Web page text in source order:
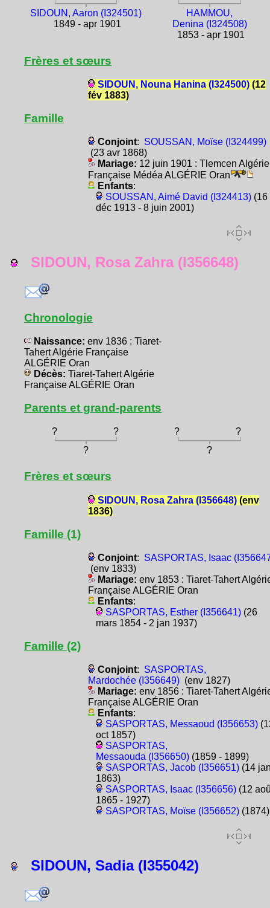
SIDOUN, Aaron (I324501)
1849 - apr 1901
HAMMOU,
Denina (I324508)
1853 - apr 1901
Frères et sœurs
SIDOUN, Nouna Hanina (I324500)(12
fév 1883)
Famille
Conjoint: SOUSSAN, Moïse (I324499)
(23 avr 1868)
Mariage: 12 juin 1901 : Tlemcen Algérie
Française Médéa ALGÉRIE Oran
Enfants:
SOUSSAN, Aimé David (I324413)(16
déc 1913 - 8 juin 2001)
SIDOUN, Rosa Zahra (I356648)
Chronologie
Naissance: env 1836 : Tiaret-
Tahert Algérie Française
ALGÉRIE Oran
Décès: Tiaret-Tahert Algérie
Française ALGÉRIE Oran
Parents et grand-parents
? ? ?
?
?
?
Frères et sœurs
SIDOUN, Rosa Zahra (I356648)(env
1836)
Famille (1)
Conjoint: SASPORTAS, Isaac
(env 1833)
Mariage: env 1853 : Tiaret-Tahert
Française ALGÉRIE Oran
Enfants:
SASPORTAS, Esther (I356641)(26
mars 1854 - 2 jan 1937)
Famille (2)
Conjoint: SASPORTAS,
Mardochée (I356649)(env 1827)
Mariage: env 1856 : Tiaret-Tahert
Française ALGÉRIE Oran
Enfants:
SASPORTAS, Messaoud (I356653)
oct 1857)
SASPORTAS,
Messaouda (I356650)(1859 - 1899)
SASPORTAS, Jacob (I356651)(14
1863)
SASPORTAS, Isaac (I356656)(12
1865 - 1927)
SASPORTAS, Moïse (I356652)(1874)
SIDOUN, Sadia (I355042)